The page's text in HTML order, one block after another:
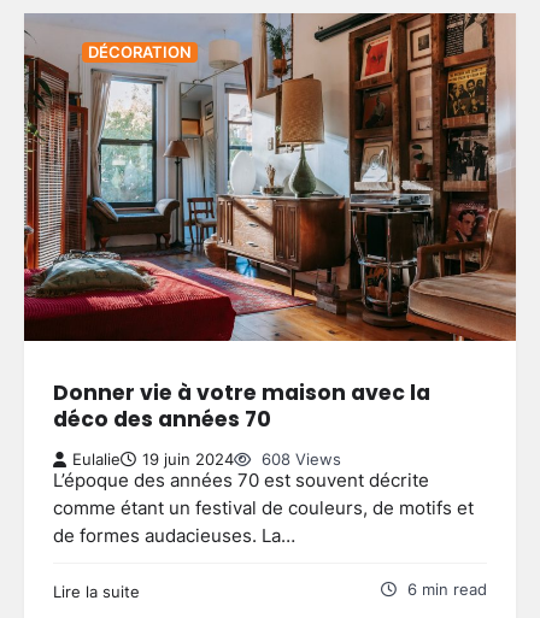
DÉCORATION
Donner vie à votre maison avec la
déco des années 70
Eulalie 19 juin 2024 608 Views
L’époque des années 70 est souvent décrite
comme étant un festival de couleurs, de motifs et
de formes audacieuses. La…
Lire la suite 6 min read